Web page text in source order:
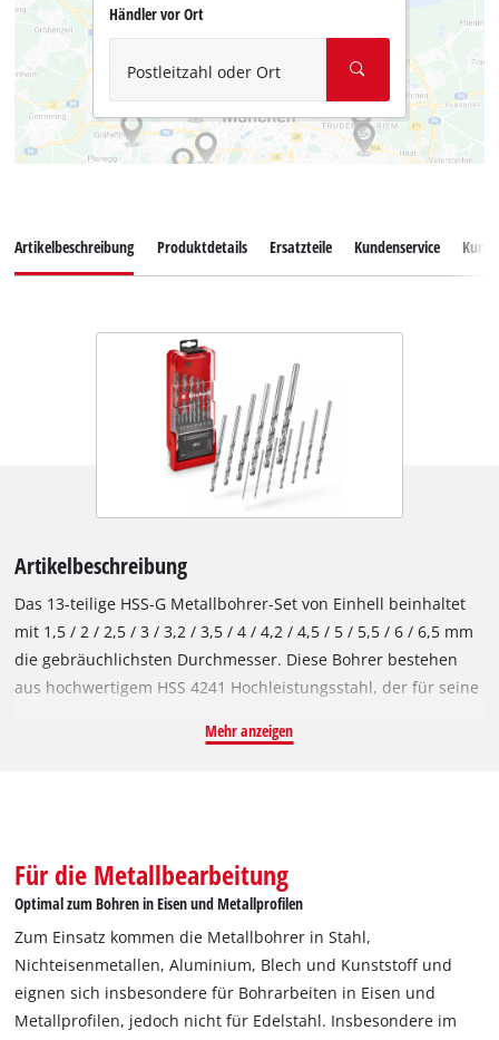
Händler vor Ort
Postleitzahl oder Ort
Artikelbeschreibung Produktdetails Ersatzteile Kundenservice
Artikelbeschreibung
Das 13-teilige HSS-G Metallbohrer-Set von Einhell beinhaltet
mit 1,5 / 2 / 2,5 / 3 / 3,2 / 3,5 / 4 / 4,2 / 4,5 / 5 / 5,5 / 6 / 6,5 mm
die gebräuchlichsten Durchmesser. Diese Bohrer bestehen
aus hochwertigem HSS 4241 Hochleistungsstahl, der für seine
Split Point Spitze ermöglicht eine schnelle Zentrierung und
geschliffenen HSS-G Bohrer besitzen eine hochglanzpolierte
Oberfläche, die ihnen eine silberne Farbe verleiht. Zum
Einsatz kommen die Einhell Bohrer in Stahl,
Nichteisenmetallen, Aluminium, Blech und Kunststoff und
eignen sich besonders gut für Bohrarbeiten in Eisen und
Metallprofilen. Allerdings sollten sie nicht für Edelstahl
Mehr anzeigen
Für die Metallbearbeitung
Optimal zum Bohren in Eisen und Metallprofilen
Zum Einsatz kommen die Metallbohrer in Stahl,
Nichteisenmetallen, Aluminium, Blech und Kunststoff und
eignen sich insbesondere für Bohrarbeiten in Eisen und
Metallprofilen, jedoch nicht für Edelstahl. Insbesondere im